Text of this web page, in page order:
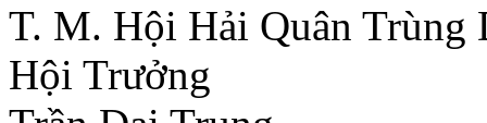
T. M. Hội Hải Quân Trùng
Hội Trưởng